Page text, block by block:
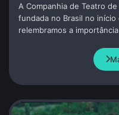
A Companhia de Teatro
fundada no Brasil no
relembramos a